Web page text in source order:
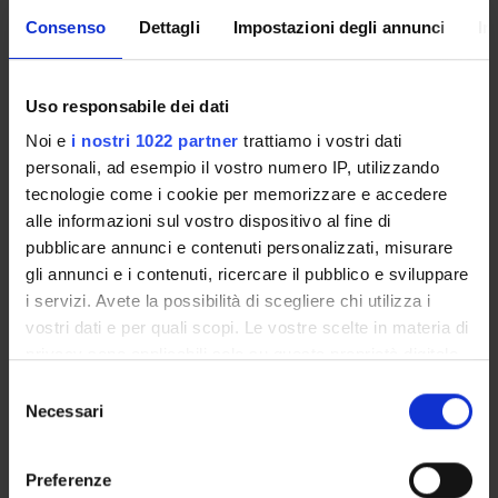
Consenso Dettagli Impostazioni degli annunci
Uso responsabile dei dati
Noi e i nostri 1022 partner trattiamo i vostri dati
personali, ad esempio il vostro numero IP, utilizzando
tecnologie come i cookie per memorizzare e accedere
alle informazioni sul vostro dispositivo al fine di
pubblicare annunci e contenuti personalizzati, misurare
gli annunci e i contenuti, ricercare il pubblico e sviluppare
i servizi. Avete la possibilità di scegliere chi utilizza i
vostri dati e per quali scopi. Le vostre scelte in materia di
modificare o revocare il proprio consenso in qualsiasi
momento dalla Dichiarazione sui cookie o facendo clic
delNecessari
Preferenze
proteasica nel terreno di coltura di embrioni derivanti da
IVF e la correlazione di tali dati con la capacità di
MAIN PARTNER
Tethys srl
ENTI FINANZIATORI:
Finanziamento:assegnato e gestito dal Dipartimento
PARTECIPANTI AL PROGETTO
Barbara Cellini
AREE DI RICERCA COINVOLTE DAL PROGETTO